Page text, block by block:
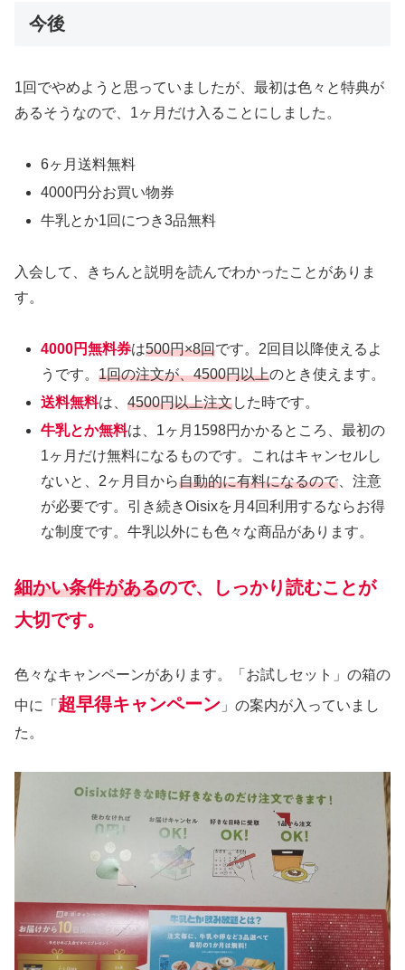
今後
1回でやめようと思っていましたが、最初は色々と特典が
あるそうなので、1ヶ月だけ入ることにしました。
6ヶ月送料無料
4000円分お買い物券
牛乳とか1回につき3品無料
入会して、きちんと説明を読んでわかったことがありま
す。
4000円無料券は500円×8回です。2回目以降使えるよ
うです。1回の注文が、4500円以上のとき使えます。
送料無料は、4500円以上注文した時です。
牛乳とか無料は、1ヶ月1598円かかるところ、最初の
1ヶ月だけ無料になるものです。これはキャンセルし
ないと、2ヶ月目から自動的に有料になるので 、注意
が必要です。引き続きOisixを月4回利用するならお得
な制度です。牛乳以外にも色々な商品があります。
細かい条件があるので、しっかり読むことが
大切です。
色々なキャンペーンがあります。「お試しセット」の箱の
中に「 超早得キャンペーン 」の案内が入っていまし
た。